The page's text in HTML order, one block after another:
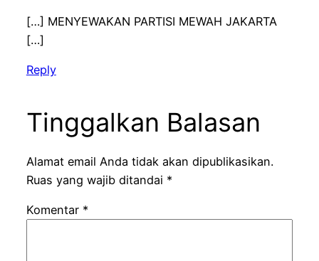
[…] MENYEWAKAN PARTISI MEWAH JAKARTA
[…]
Reply
Tinggalkan Balasan
Alamat email Anda tidak akan dipublikasikan.
Ruas yang wajib ditandai *
Komentar *